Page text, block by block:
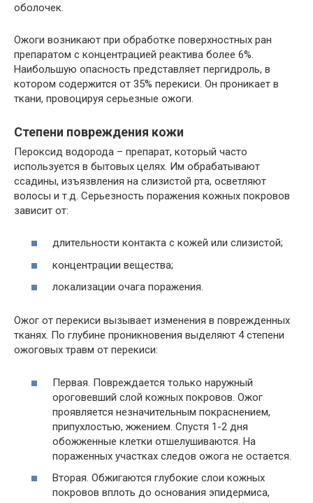
оболочек.
Ожоги возникают при обработке поверхностных ран
препаратом с концентрацией реактива более 6%.
Наибольшую опасность представляет пергидроль, в
котором содержится от 35% перекиси. Он проникает в
ткани, провоцируя серьезные ожоги.
Степени повреждения кожи
Пероксид водорода – препарат, который часто
используется в бытовых целях. Им обрабатывают
ссадины, изъязвления на слизистой рта, осветляют
волосы и т.д. Серьезность поражения кожных покровов
зависит от:
длительности контакта с кожей или слизистой;
концентрации вещества;
локализации очага поражения.
Ожог от перекиси вызывает изменения в поврежденных
тканях. По глубине проникновения выделяют 4 степени
ожоговых травм от перекиси:
Первая. Повреждается только наружный
ороговевший слой кожных покровов. Ожог
проявляется незначительным покраснением,
припухлостью, жжением. Спустя 1-2 дня
обожженные клетки отшелушиваются. На
пораженных участках следов ожога не остается.
Вторая. Обжигаются глубокие слои кожных
покровов вплоть до основания эпидермиса,